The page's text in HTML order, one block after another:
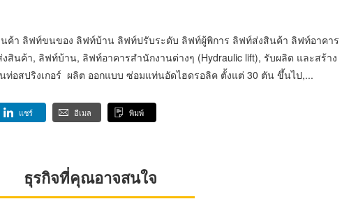
ค้า ลิฟท์ขนของ ลิฟท์บ้าน ลิฟท์ปรับระดับ ลิฟท์ผู้พิการ ลิฟท์ส่งสินค้า ลิฟท์อาคาร
สินค้า, ลิฟท์บ้าน, ลิฟท์อาคารสำนักงานต่างๆ (Hydraulic lift), รับผลิต และสร้าง
อสปริงเกอร์ ผลิต ออกแบบ ซ่อมแท่นอัดไฮดรอลิค ตั้งแต่ 30 ตัน ขึ้นไป,...
แชร์ อีเมล พิมพ์
ธุรกิจที่คุณอาจสนใจ